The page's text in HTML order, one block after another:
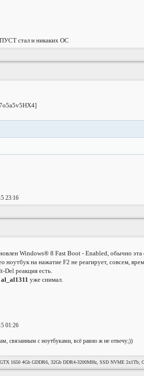
ПУСТ стал и никаких ОС
23:16
Windows® 8 Fast Boot - Enabled, обычно
ноутбук на нажатие F2 не реагирует, совсем,
Del реакция есть.
al_al1311 уже снимал.
01:26
связанным с ноутбуками, всё равно ж не отвечу;))
1650 4Gb GDDR6, 32Gb DDR4-3200MHz, SSD NVME 2x1Tb;